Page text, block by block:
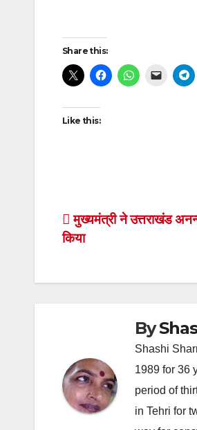
Post
navigation
Share this:
Like this:
Post
मुख्यमंत्री ने उत्तराखंड
किया
By
Shashi
1989 for 36
period of
in Tehri for